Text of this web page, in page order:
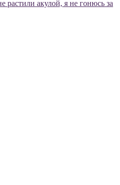
растили акулой, я не гонюсь за